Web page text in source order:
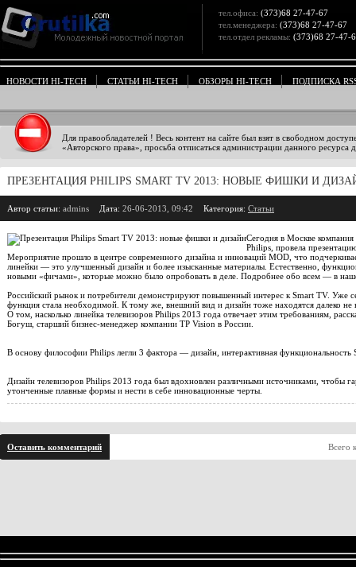
тел.офиса: (373)68 27-47-67
тел.менеджера: (373)68 27-47-67
тел.отдел рекламы: (373)68 27-47-
НОВОСТИ HI-TECH СТАТЬИ HI-TECH ОБЗОРЫ HI-TECH ПОДПИСКА
Для правообладателей ! Весь контент на сайте был взят в свободном
«Авторского права», просьба отписаться администрации данного ресурса
ПРЕЗЕНТАЦИЯ PHILIPS SMART TV 2013: НОВЫЕ ФИШКИ И
Автор статьи: admins Дата: 26-06-2013, 09:42 Категория: Статьи
Сегодня в Москве компания
Philips, провела
Мероприятие прошло в центре современного дизайна и инноваций MOD, что
линейки — это улучшенный дизайн и более изысканные материалы. Естественно,
новыми «фичами», которые можно было опробовать в деле. Подробнее обо всем — в
Российский рынок и потребители демонстрируют повышенный интерес к Smart TV. Уже
функция стала необходимой. К тому же, внешний вид и дизайн тоже находятся далеко
О том, насколько линейка телевизоров Philips 2013 года отвечает этим требованиям,
Богуш, старший бизнес-менеджер компании TP Vision в России.
В основу философии Philips легли 3 фактора — дизайн, интерактивная функциональность
Дизайн телевизоров Philips 2013 года был вдохновлен различными источниками, чтобы
утонченные плавные формы и нести в себе инновационные черты.
Оставить комментарий Всего